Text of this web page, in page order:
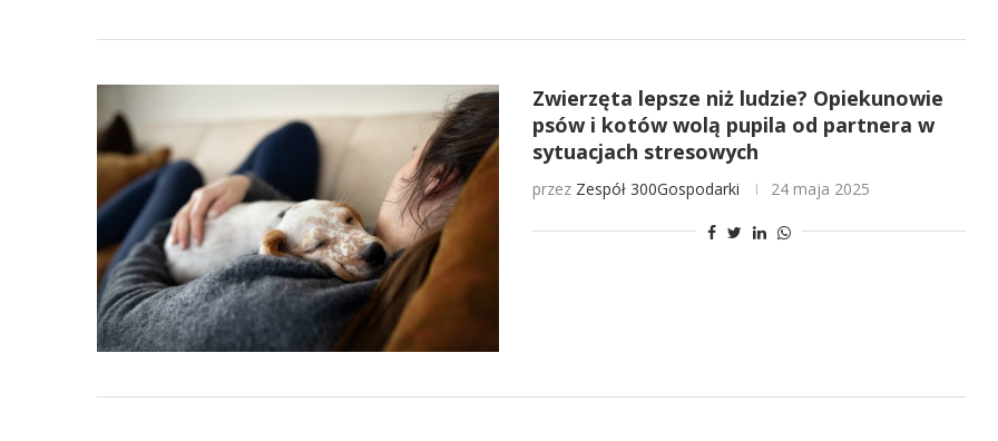
Zwierzęta lepsze niż ludzie? Opiekunowie
psów i kotów wolą pupila od partnera w
sytuacjach stresowych
przez Zespół 300Gospodarki 24 maja 2025